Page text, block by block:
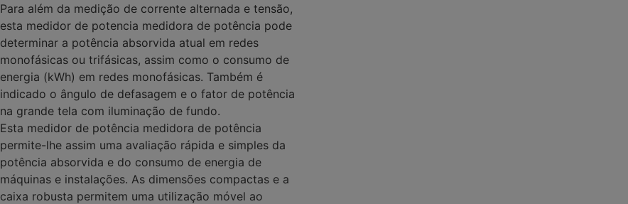
Para além da medição de corrente alternada e tensão,
esta medidor de potencia medidora de potência pode
determinar a potência absorvida atual em redes
monofásicas ou trifásicas, assim como o consumo de
energia (kWh) em redes monofásicas. Também é
indicado o ângulo de defasagem e o fator de potência
na grande tela com iluminação de fundo.
Esta medidor de potência medidora de potência
permite-lhe assim uma avaliação rápida e simples da
potência absorvida e do consumo de energia de
máquinas e instalações. As dimensões compactas e a
caixa robusta permitem uma utilização móvel ao